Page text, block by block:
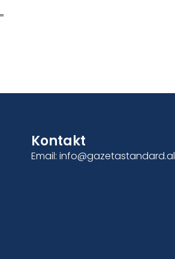
Kontakt
Email: info@gazetastandard.al